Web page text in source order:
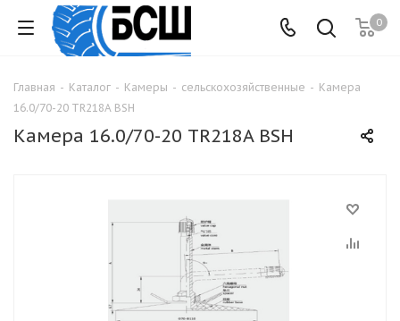
0
Главная - Каталог - Камеры - сельскохозяйственные - Камера
16.0/70-20 TR218A BSH
Камера 16.0/70-20 TR218A BSH